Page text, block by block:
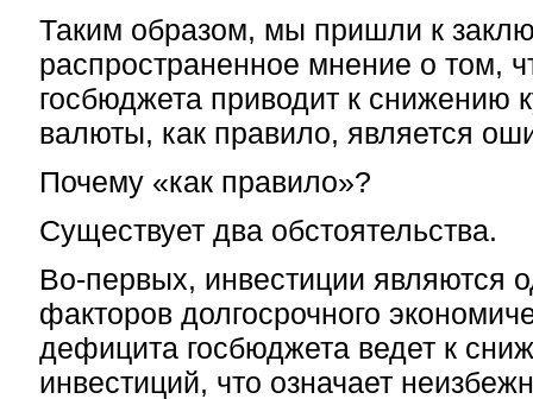
Таким образом, мы пришли к
распространенное мнение о том,
госбюджета приводит к снижению
валюты, как правило, является
Почему «как правило»?
Существует два обстоятельства.
Во-первых, инвестиции являются
факторов долгосрочного
дефицита госбюджета ведет к
инвестиций, что означает